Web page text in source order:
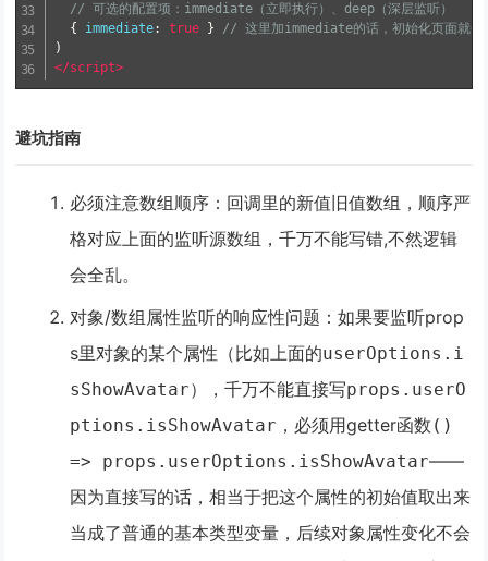
// 可选的配置项：immediate（立即执行）、deep（深层监听）
{
immediate: true }
// 这里加immediate的话，初始化页面就
)
</script>
避坑指南
必须注意数组顺序 ：回调里的新值旧值数组，顺序严
格对应上面的监听源数组，千万不能写错,不然逻辑
会全乱。
对象/数组属性监听的响应性问题 ：如果要监听prop
s里对象的某个属性（比如上面的userOptions.i
sShowAvatar），千万不能直接写props.userO
ptions.isShowAvatar ，必须用getter函数 ()
=> props.userOptions.isShowAvatar——
因为直接写的话，相当于把这个属性的初始值取出来
当成了普通的基本类型变量，后续对象属性变化不会